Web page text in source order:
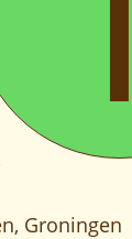
Groningen